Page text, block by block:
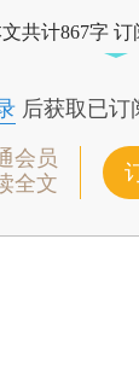
共计867字
后获取已订
会员
全文